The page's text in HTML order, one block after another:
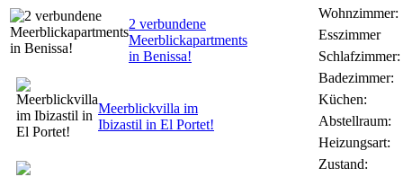
2 verbundene
Meerblickapartments
in Benissa!
Meerblickvilla im
Ibizastil in El Portet!
Wohnzimmer:
Esszimmer
Schlafzimmer:
Badezimmer:
Küchen:
Abstellraum:
Heizungsart:
Zustand: